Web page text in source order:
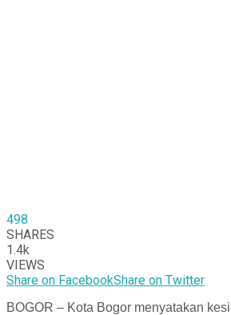
498
SHARES
1.4k
VIEWS
Share on FacebookShare on Twitter
BOGOR – Kota Bogor menyatakan